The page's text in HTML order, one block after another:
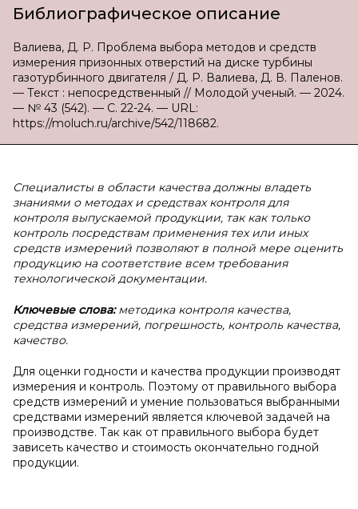
Библиографическое описание
Валиева, Д. Р. Проблема выбора методов и средств
измерения призонных отверстий на диске турбины
газотурбинного двигателя / Д. Р. Валиева, Д. В. Паленов.
— Текст : непосредственный // Молодой ученый. — 2024.
— № 43 (542). — С. 22-24. — URL:
https://moluch.ru/archive/542/118682.
Специалисты в области качества должны владеть
знаниями о методах и средствах контроля для
контроля выпускаемой продукции, так как только
контроль посредствам применения тех или иных
средств измерений позволяют в полной мере оценить
продукцию на соответствие всем требования
технологической документации.
Ключевые слова:методика контроля качества,
средства измерений, погрешность, контроль качества,
качество.
Для оценки годности и качества продукции производят
измерения и контроль. Поэтому от правильного выбора
средств измерений и умение пользоваться выбранными
средствами измерений является ключевой задачей на
производстве. Так как от правильного выбора будет
зависеть качество и стоимость окончательно годной
продукции.